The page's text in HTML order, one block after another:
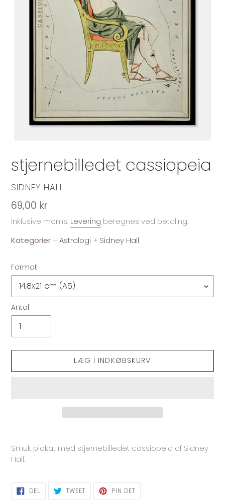
stjernebilledet cassiopeia
FORHANDLER
SIDNEY HALL
Normalpris
69,00 kr
Inklusive moms. Levering beregnes ved betaling.
Kategorier+Astrologi + Sidney Hall
Format
Antal
LÆG I INDKØBSKURV
produkt
i
Smuk plakat med stjernebilledet cassiopeia af Sidney
Hall.
DEL
PÅ
TWEETTWEET PIN DET